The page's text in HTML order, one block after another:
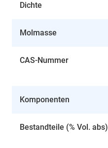
Dichte
Molmasse
CAS-Nummer
Komponenten
Bestandteile (% Vol. abs)